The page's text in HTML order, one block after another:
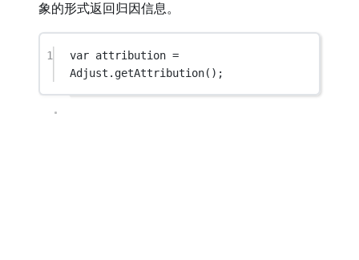
象的形式返回归因信息。
1 var attribution =
Adjust. getAttribution();